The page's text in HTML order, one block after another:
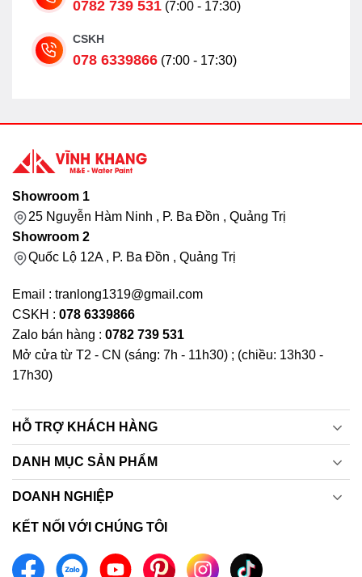
0782 739 531 (7:00 - 17:30)
CSKH
078 6339866 (7:00 - 17:30)
Showroom 1
25 Nguyễn Hàm Ninh , P. Ba Đồn , Quảng Trị
Showroom 2
Quốc Lộ 12A , P. Ba Đồn , Quảng Trị
Email : tranlong1319@gmail.com
CSKH : 078 6339866
Zalo bán hàng : 0782 739 531
Mở cửa từ T2 - CN (sáng: 7h - 11h30) ; (chiều: 13h30 -
17h30)
HỖ TRỢ KHÁCH HÀNG
DANH MỤC SẢN PHẨM
DOANH NGHIỆP
KẾT NỐI VỚI CHÚNG TÔI